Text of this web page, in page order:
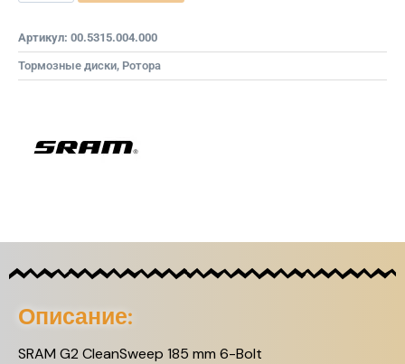
Артикул: 00.5315.004.000
Тормозные диски, Ротора
Описание:
SRAM G2 CleanSweep 185 mm 6-Bolt